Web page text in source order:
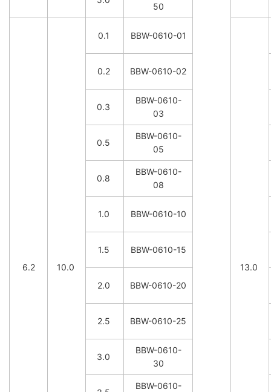
50
6.2 10.0
0.1 BBW-0610-01
13.0
0.2 BBW-0610-02
0.3
BBW-0610-
03
0.5
BBW-0610-
05
0.8
BBW-0610-
08
1.0 BBW-0610-10
1.5 BBW-0610-15
2.0 BBW-0610-20
2.5 BBW-0610-25
3.0
BBW-0610-
30
BBW-0610-